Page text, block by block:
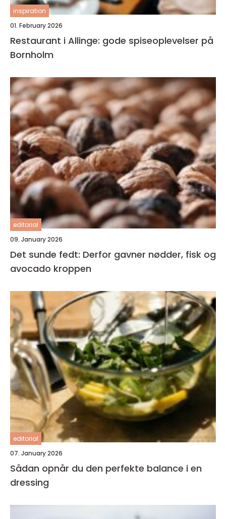
inspiration
01. February 2026
Restaurant i Allinge: gode spiseoplevelser på
Bornholm
editorial
09. January 2026
Det sunde fedt: Derfor gavner nødder, fisk og
avocado kroppen
editorial
07. January 2026
Sådan opnår du den perfekte balance i en
dressing